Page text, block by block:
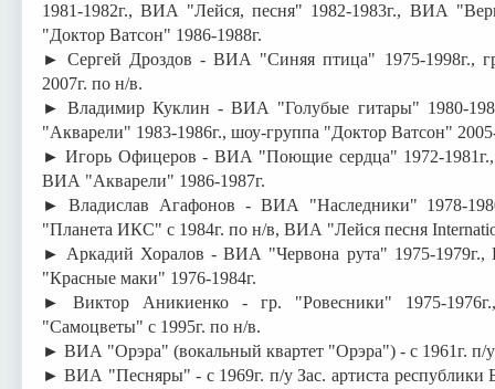
1981-1982г., ВИА "Лейся, песня" 1982-1983г., ВИА
"Доктор Ватсон" 1986-1988г.
► Сергей Дроздов - ВИА "Синяя птица" 1975-1998г.,
2007г. по н/в.
► Владимир Куклин - ВИА "Голубые гитары" 1980-
"Акварели" 1983-1986г., шоу-группа "Доктор Ватсон"
► Игорь Офицеров - ВИА "Поющие сердца" 1972-
ВИА "Акварели" 1986-1987г.
► Владислав Агафонов - ВИА "Наследники" 1978-
"Планета ИКС" с 1984г. по н/в, ВИА "Лейся песня
► Аркадий Хоралов - ВИА "Червона рута" 1975-
"Красные маки" 1976-1984г.
► Виктор Аникиенко - гр. "Ровесники" 1975-
"Самоцветы" с 1995г. по н/в.
► ВИА "Орэра" (вокальный квартет "Орэра") - с 1961г. п/
► ВИА "Песняры" - с 1969г. п/у Зас. артиста республики